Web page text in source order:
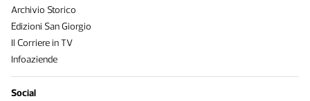
Archivio Storico
Edizioni San Giorgio
Il Corriere in TV
Infoaziende
Social